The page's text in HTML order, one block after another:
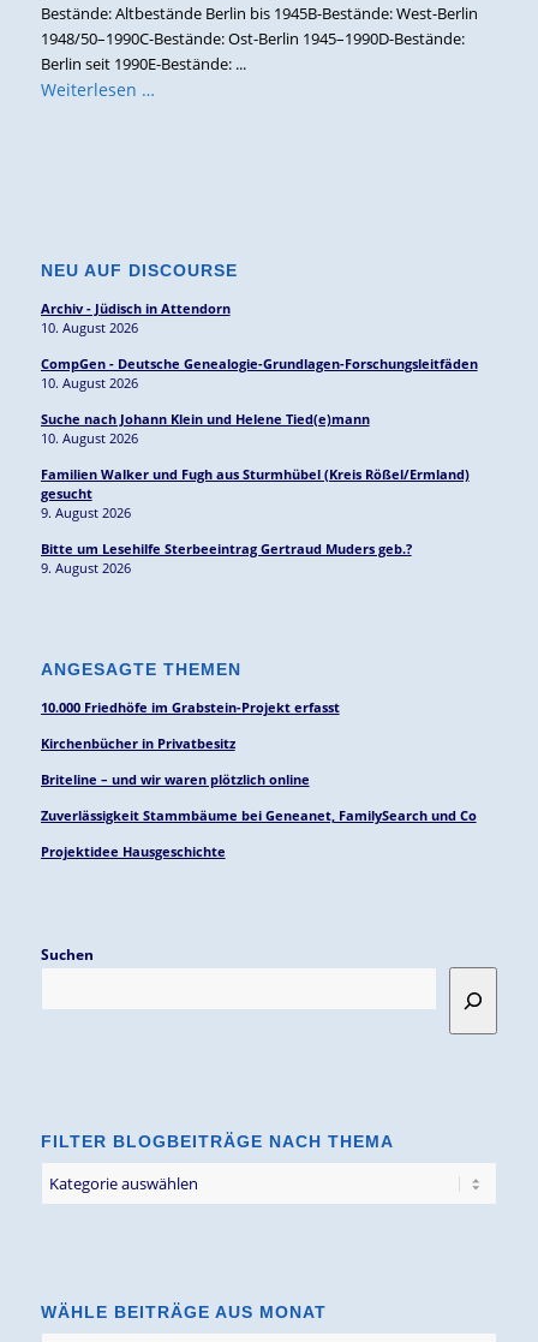
Bestände: Altbestände Berlin bis 1945B-Bestände: West-Berlin
1948/50–1990C-Bestände: Ost-Berlin 1945–1990D-Bestände:
Berlin seit 1990E-Bestände: ...
Weiterlesen …
NEU AUF DISCOURSE
Archiv - Jüdisch in Attendorn
10. August 2026
CompGen - Deutsche Genealogie-Grundlagen-Forschungsleitfäden
10. August 2026
Suche nach Johann Klein und Helene Tied(e)mann
10. August 2026
Familien Walker und Fugh aus Sturmhübel (Kreis Rößel/Ermland)
gesucht
9. August 2026
Bitte um Lesehilfe Sterbeeintrag Gertraud Muders geb.?
9. August 2026
ANGESAGTE THEMEN
10.000 Friedhöfe im Grabstein-Projekt erfasst
Kirchenbücher in Privatbesitz
Briteline – und wir waren plötzlich online
Zuverlässigkeit Stammbäume bei Geneanet, FamilySearch und Co
Projektidee Hausgeschichte
Suchen
FILTER BLOGBEITRÄGE NACH THEMA
Blogbeiträge
WÄHLE BEITRÄGE AUS MONAT